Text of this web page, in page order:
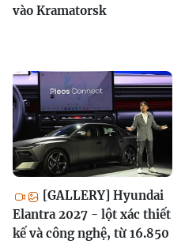
vào Kramatorsk
[GALLERY] Hyundai
Elantra 2027 - lột xác thiết
kế và công nghệ, từ 16.850